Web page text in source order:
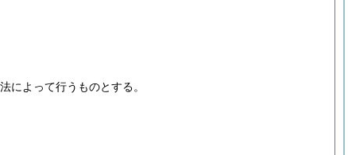
によって行うものとする。